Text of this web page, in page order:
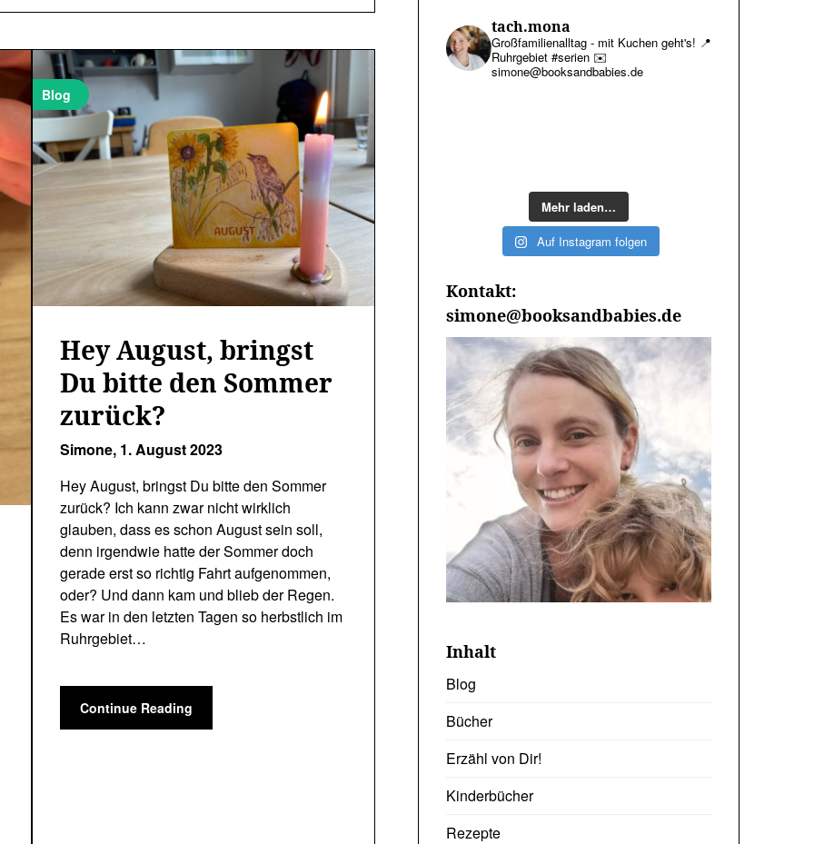
Blog
Hey August, bringst
Du bitte den Sommer
zurück?
Simone, 1. August 2023
Hey August, bringst Du bitte den Sommer
zurück? Ich kann zwar nicht wirklich
glauben, dass es schon August sein soll,
denn irgendwie hatte der Sommer doch
gerade erst so richtig Fahrt aufgenommen,
oder? Und dann kam und blieb der Regen.
Es war in den letzten Tagen so herbstlich im
Ruhrgebiet…
Continue Reading
tach.mona
Großfamilienalltag - mit Kuchen geht's! 📍
Ruhrgebiet #serien ✉️
simone@booksandbabies.de
Mehr laden…
Auf Instagram folgen
Kontakt:
simone@booksandbabies.de
Inhalt
Blog
Bücher
Erzähl von Dir!
Kinderbücher
Rezepte